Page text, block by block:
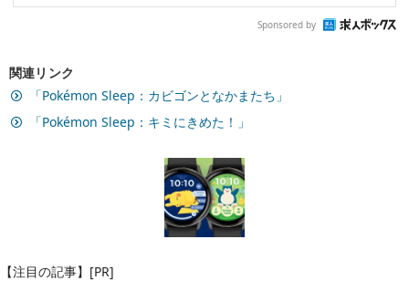
Sponsored by
関連リンク
「Pokémon Sleep：カビゴンとなかまたち」
「Pokémon Sleep：キミにきめた！」
【注目の記事】[PR]